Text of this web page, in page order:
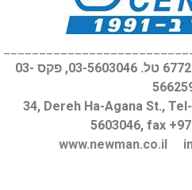
דרך ההגנה, 34, תל-אביב 67721 טל. 03-5603046, פקס 03-
34, Dereh Ha-Agana St.,
5603046, fax
www.newman.co.il
Уменьшить
remove_circle_outline Уменьшить шрифт
add_circle_outline Увеличить шрифт
Читабельный шрифт
Яркий контраст